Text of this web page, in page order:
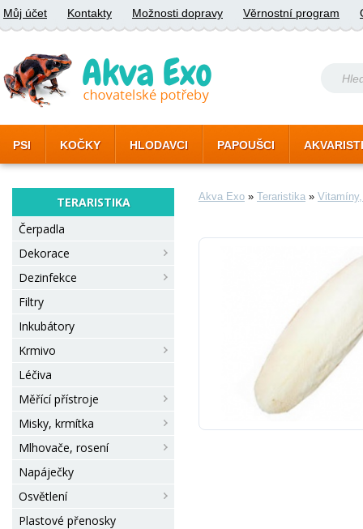
Můj účet Kontakty Možnosti dopravy Věrnostní program
PSI KOČKY HLODAVCI PAPOUŠCI
TERARISTIKA
Čerpadla
Dekorace
Dezinfekce
Filtry
Inkubátory
Krmivo
Léčiva
Měřící přístroje
Misky, krmítka
Mlhovače, rosení
Napáječky
Osvětlení
Plastové přenosky
Akva Exo » Teraristika »